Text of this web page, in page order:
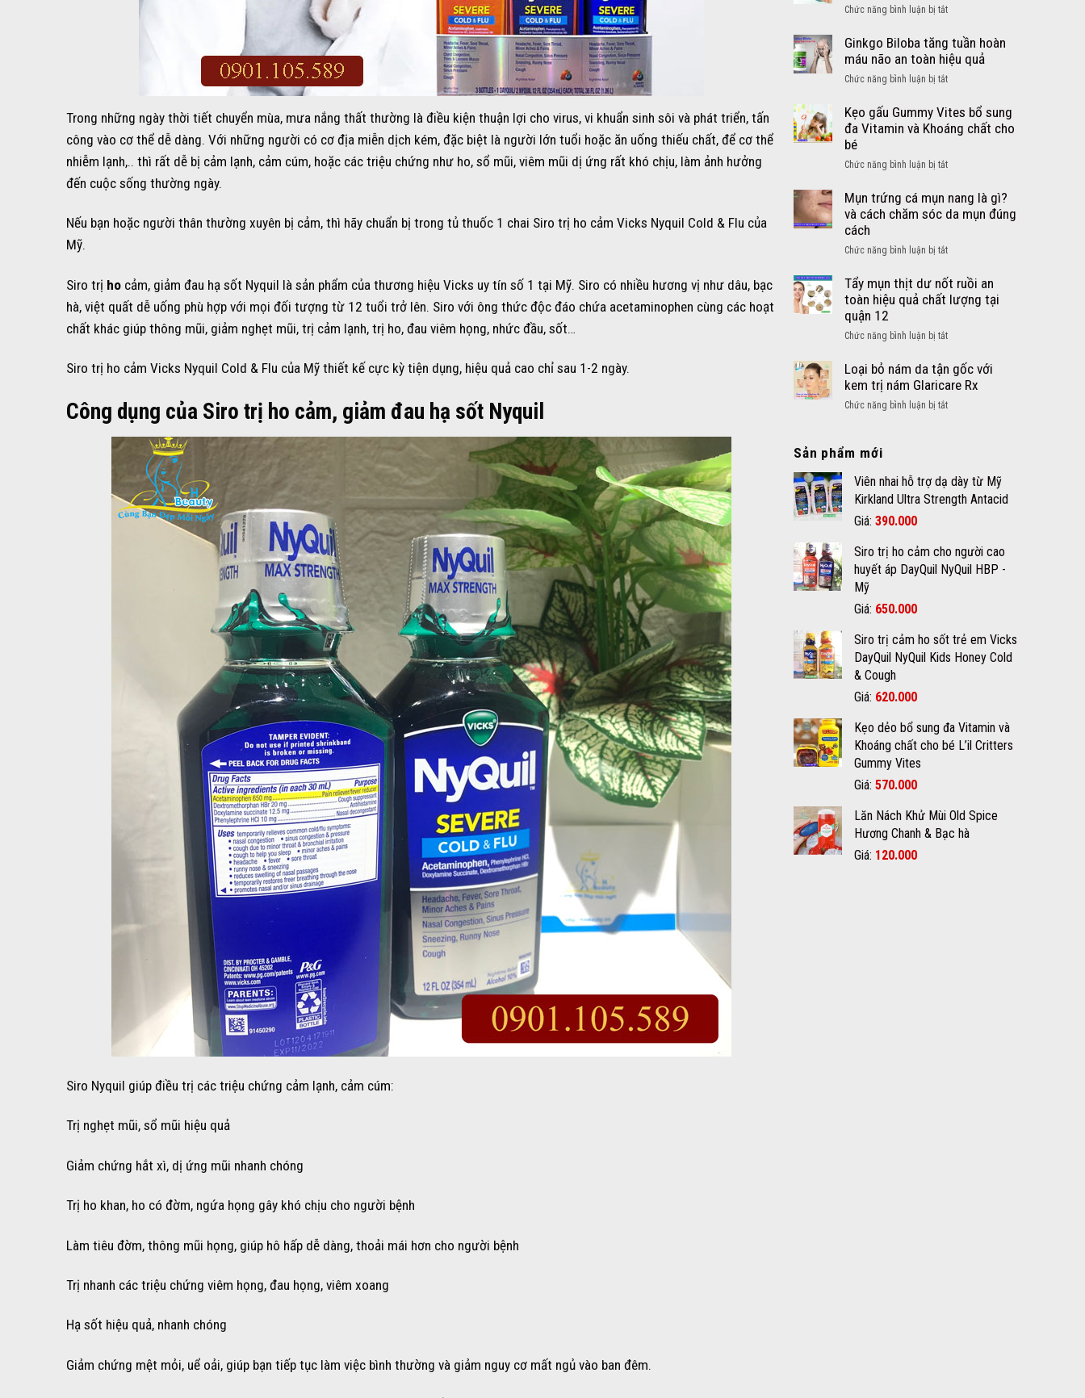
Trong những ngày thời tiết chuyển mùa, mưa nắng thất thường là điều kiện thuận lợi cho virus, vi khuẩn sinh sôi và phát triển, tấn
công vào cơ thể dễ dàng. Với những người có cơ địa miễn dịch kém, đặc biệt là người lớn tuổi hoặc ăn uống thiếu chất, để cơ thể
nhiễm lạnh,.. thì rất dễ bị cảm lạnh, cảm cúm, hoặc các triệu chứng như ho, sổ mũi, viêm mũi dị ứng rất khó chịu, làm ảnh hưởng
đến cuộc sống thường ngày.
Nếu bạn hoặc người thân thường xuyên bị cảm, thì hãy chuẩn bị trong tủ thuốc 1 chai Siro trị ho cảm Vicks Nyquil Cold & Flu của
Mỹ.
Siro trị ho cảm, giảm đau hạ sốt Nyquil là sản phẩm của thương hiệu Vicks uy tín số 1 tại Mỹ. Siro có nhiều hương vị như dâu, bạc
hà, việt quất dễ uống phù hợp với mọi đối tượng từ 12 tuổi trở lên. Siro với ông thức độc đáo chứa acetaminophen cùng các hoạt
chất khác giúp thông mũi, giảm nghẹt mũi, trị cảm lạnh, trị ho, đau viêm họng, nhức đầu, sốt…
Siro trị ho cảm Vicks Nyquil Cold & Flu của Mỹ thiết kế cực kỳ tiện dụng, hiệu quả cao chỉ sau 1-2 ngày.
Công dụng của Siro trị ho cảm, giảm đau hạ sốt Nyquil
Siro Nyquil giúp điều trị các triệu chứng cảm lạnh, cảm cúm:
Trị nghẹt mũi, sổ mũi hiệu quả
Giảm chứng hắt xì, dị ứng mũi nhanh chóng
Trị ho khan, ho có đờm, ngứa họng gây khó chịu cho người bệnh
Làm tiêu đờm, thông mũi họng, giúp hô hấp dễ dàng, thoải mái hơn cho người bệnh
Trị nhanh các triệu chứng viêm họng, đau họng, viêm xoang
Hạ sốt hiệu quả, nhanh chóng
Giảm chứng mệt mỏi, uể oải, giúp bạn tiếp tục làm việc bình thường và giảm nguy cơ mất ngủ vào ban đêm.
viên
NyQuil
sổ
sốt
cho
bé
toàn
hiệu
quả
Siro
NyQuil
Kids
Chức năng bình luận bị tắtở
mụn
thịt
an
hiệu
quả
tại
12
Ginkgo Biloba tăng tuần hoàn
máu não an toàn hiệu quả
Chức năng bình luận bị tắtở
Biloba
tăng
máu
an
toàn
quả
Kẹo gấu Gummy Vites bổ sung
đa Vitamin và Khoáng chất cho
bé
Chức năng bình luận bị tắtở
gấu
Gummy
sung
Vitamin
và
chất
Mụn trứng cá mụn nang là gì?
và cách chăm sóc da mụn đúng
cách
Chức năng bình luận bị tắtở
trứng
cá
là
và
cách
chăm
cách
Tẩy mụn thịt dư nốt ruồi an
toàn hiệu quả chất lượng tại
quận 12
Chức năng bình luận bị tắtở
mụn
thịt
nốt
quả
chất
quận
12
Loại bỏ nám da tận gốc với
kem trị nám Glaricare Rx
Chức năng bình luận bị tắtở
tận
gốc
nám
Glaricare
Sản phẩm mới
Viên nhai hỗ trợ dạ dày từ Mỹ
Kirkland Ultra Strength Antacid
Giá: Giá
là:
420.000₫.
390.000Giá
tại
là:
Siro trị ho cảm cho người cao
huyết áp DayQuil NyQuil HBP -
Mỹ
Giá: Giá
là:
670.000₫.
650.000Giá
tại
là:
Siro trị cảm ho sốt trẻ em Vicks
DayQuil NyQuil Kids Honey Cold
& Cough
Giá: Giá
là:
700.000₫.
620.000Giá
tại
là:
620.000₫.
Kẹo dẻo bổ sung đa Vitamin và
Khoáng chất cho bé L’il Critters
Gummy Vites
Giá: Giá
là:
600.000₫.
570.000Giá
tại
là:
570.000₫.
Lăn Nách Khử Mùi Old Spice
Hương Chanh & Bạc hà
Giá: Giá
120.000Giá